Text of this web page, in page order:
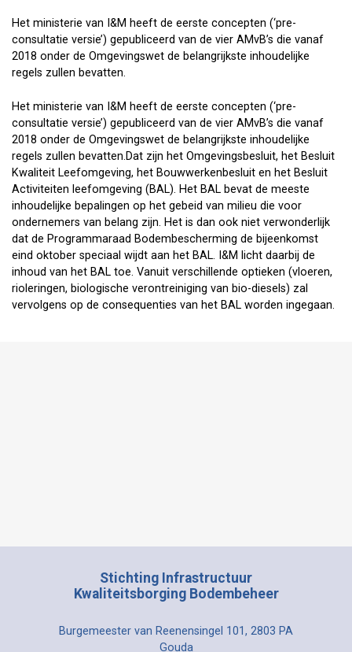
Het ministerie van I&M heeft de eerste concepten (‘pre-
consultatie versie’) gepubliceerd van de vier AMvB’s die vanaf
2018 onder de Omgevingswet de belangrijkste inhoudelijke
regels zullen bevatten.
Het ministerie van I&M heeft de eerste concepten (‘pre-
consultatie versie’) gepubliceerd van de vier AMvB’s die vanaf
2018 onder de Omgevingswet de belangrijkste inhoudelijke
regels zullen bevatten.Dat zijn het Omgevingsbesluit, het Besluit
Kwaliteit Leefomgeving, het Bouwwerkenbesluit en het Besluit
Activiteiten leefomgeving (BAL). Het BAL bevat de meeste
inhoudelijke bepalingen op het gebeid van milieu die voor
ondernemers van belang zijn. Het is dan ook niet verwonderlijk
dat de Programmaraad Bodembescherming de bijeenkomst
eind oktober speciaal wijdt aan het BAL. I&M licht daarbij de
inhoud van het BAL toe. Vanuit verschillende optieken (vloeren,
rioleringen, biologische verontreiniging van bio-diesels) zal
vervolgens op de consequenties van het BAL worden ingegaan.
Stichting Infrastructuur
Kwaliteitsborging Bodembeheer
Burgemeester van Reenensingel 101, 2803 PA
Gouda